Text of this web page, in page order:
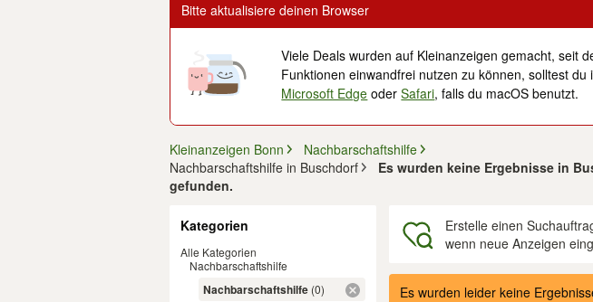
Bitte aktualisiere deinen Browser
Viele Deals wurden auf Kleinanzeigen gemacht, seit
Funktionen einwandfrei nutzen zu können, solltest
Microsoft Edge oderSafari, falls du macOS benutzt.
Kleinanzeigen Bonn
Nachbarschaftshilfe
Nachbarschaftshilfe in Buschdorf
Es wurden keine Ergebnisse in
gefunden.
Kategorien
Alle Kategorien
Nachbarschaftshilfe
Nachbarschaftshilfe (0)
Erstelle einen
wenn neue Anzeigen
Ergebnisse
Es wurden leider keine